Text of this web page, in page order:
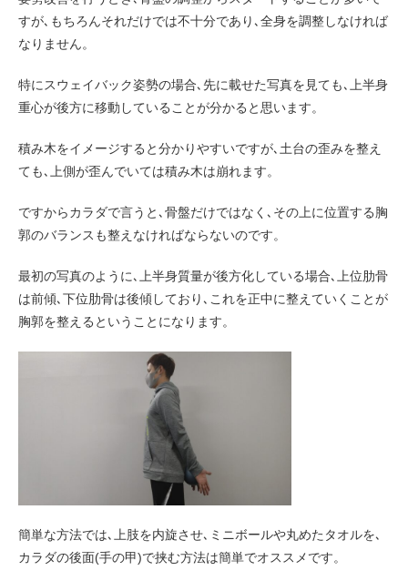
すが､もちろんそれだけでは不十分であり､全身を調整しなければ
なりません。
特にスウェイバック姿勢の場合､先に載せた写真を見ても､上半身
重心が後方に移動していることが分かると思います。
積み木をイメージすると分かりやすいですが､土台の歪みを整え
ても､上側が歪んでいては積み木は崩れます。
ですからカラダで言うと､骨盤だけではなく､その上に位置する胸
郭のバランスも整えなければならないのです。
最初の写真のように､上半身質量が後方化している場合､上位肋骨
は前傾､下位肋骨は後傾しており､これを正中に整えていくことが
胸郭を整えるということになります。
簡単な方法では､上肢を内旋させ､ミニボールや丸めたタオルを､
カラダの後面(手の甲)で挟む方法は簡単でオススメです。